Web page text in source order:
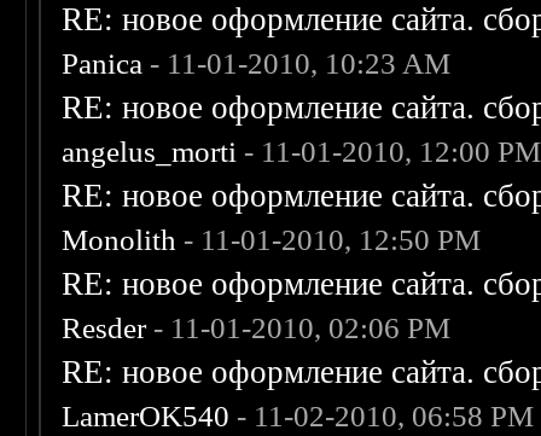
RE: новое оформление сайта.
Panica - 11-01-2010, 10:23 AM
RE: новое оформление сайта.
angelus_morti - 11-01-2010, 12:00 PM
RE: новое оформление сайта.
Monolith - 11-01-2010, 12:50 PM
RE: новое оформление сайта.
Resder- 11-01-2010, 02:06 PM
RE: новое оформление сайта.
LamerOK540 - 11-02-2010, 06:58 PM